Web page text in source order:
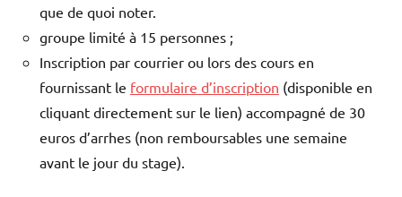
que de quoi noter.
groupe limité à 15 personnes ;
Inscription par courrier ou lors des cours en
fournissant le formulaire d’inscription (disponible en
cliquant directement sur le lien) accompagné de 30
euros d’arrhes (non remboursables une semaine
avant le jour du stage).